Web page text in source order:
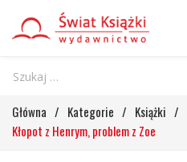
Główna / Kategorie / Książki /
Kłopot z Henrym, problem z Zoe